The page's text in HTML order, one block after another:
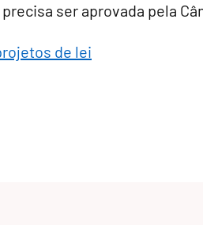
ser aprovada pela
de lei